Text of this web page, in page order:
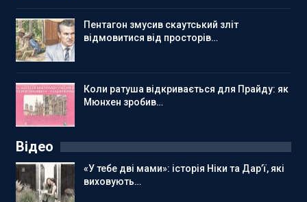
Пентагон змусив скаутський зліт
відмовитися від просторів…
Коли ратуша відкривається для Прайду: як
Мюнхен зробив…
Відео
«У тебе дві мами»: історія Ніки та Дар’ї, які
виховують…